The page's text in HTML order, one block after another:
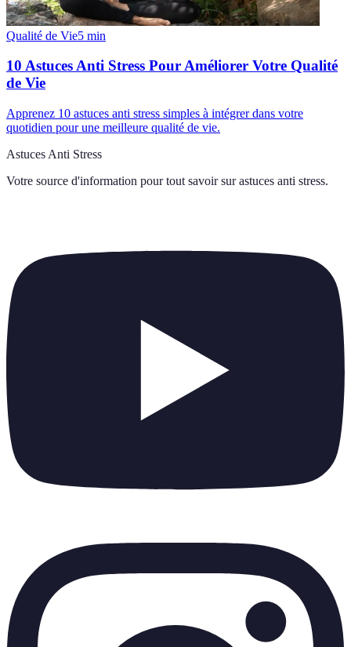
Qualité de Vie5 min
10 Astuces Anti Stress Pour Améliorer Votre Qualité
de Vie
Apprenez 10 astuces anti stress simples à intégrer dans votre
quotidien pour une meilleure qualité de vie.
Astuces Anti Stress
Votre source d'information pour tout savoir sur astuces anti stress.